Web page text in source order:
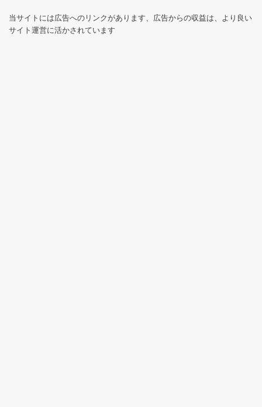
当サイトには広告へのリンクがあります、広告からの収益は、より良い
サイト運営に活かされています